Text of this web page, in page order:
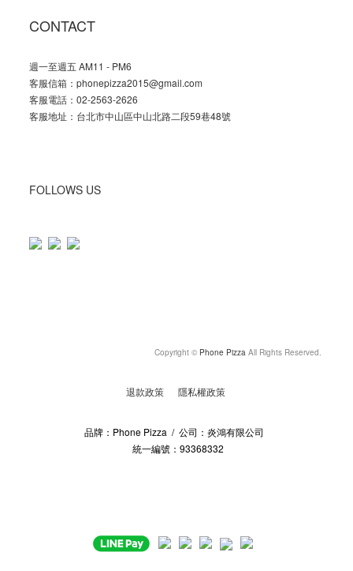
CONTACT
週一至週五 AM11 - PM6
客服信箱：phonepizza2015@gmail.com
客服電話：02-2563-2626
客服地址：台北市中山區中山北路二段59巷48號
FOLLOWS US
Copyright © Phone Pizza All Rights Reserved.
退款政策 隱私權政策
品牌：Phone Pizza / 公司：炎鴻有限公司
統一編號：93368332